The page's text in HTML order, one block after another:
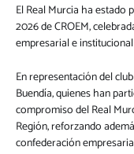
El Real Murcia ha estado
2026 de CROEM,
empresarial e
En representación del
Buendía, quienes han
compromiso del Real
Región, reforzando
confederación